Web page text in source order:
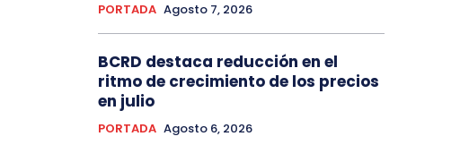
PORTADA Agosto 7, 2026
BCRD destaca reducción en el
ritmo de crecimiento de los precios
en julio
PORTADA Agosto 6, 2026